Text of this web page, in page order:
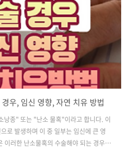
자궁 내벽에 부착하면서 착상통이라 불리
이는 일반적으로 생리통과 유사하게 느껴
우, 임신 영향, 자연 치유 방법
낭종" 또는 "난소 물혹"이라고 합니다. 이
로 발생하며 이 중 일부는 임신에 큰 영
이러한 난소물혹의 수술해야 되는 경우,
해 자세하게 알려드리겠습니다. 난소